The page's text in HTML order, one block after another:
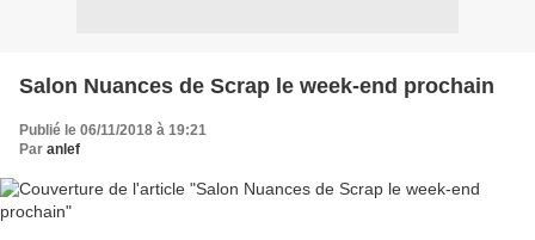
Salon Nuances de Scrap le week-end prochain
Publié le 06/11/2018 à 19:21
Par anlef